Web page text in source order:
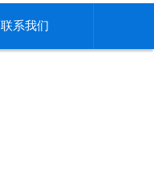
联系我们